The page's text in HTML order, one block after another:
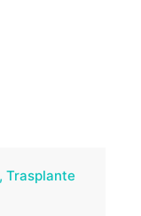
Trasplante